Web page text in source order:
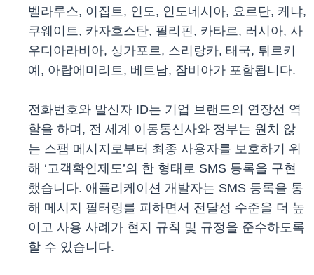
벨라루스, 이집트, 인도, 인도네시아, 요르단, 케냐,
쿠웨이트, 카자흐스탄, 필리핀, 카타르, 러시아, 사
우디아라비아, 싱가포르, 스리랑카, 태국, 튀르키
예, 아랍에미리트, 베트남, 잠비아가 포함됩니다.
전화번호와 발신자 ID는 기업 브랜드의 연장선 역
할을 하며, 전 세계 이동통신사와 정부는 원치 않
는 스팸 메시지로부터 최종 사용자를 보호하기 위
해 ‘고객확인제도’의 한 형태로 SMS 등록을 구현
했습니다. 애플리케이션 개발자는 SMS 등록을 통
해 메시지 필터링를 피하면서 전달성 수준을 더 높
이고 사용 사례가 현지 규칙 및 규정을 준수하도록
할 수 있습니다.